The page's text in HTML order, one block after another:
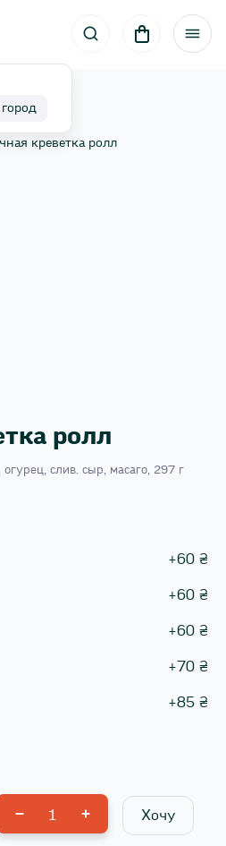
креветка ролл
ролл
огурец, слив. сыр, масаго, 297 г
+60 ₴
+60 ₴
+60 ₴
+70 ₴
+85 ₴
1 Хочу